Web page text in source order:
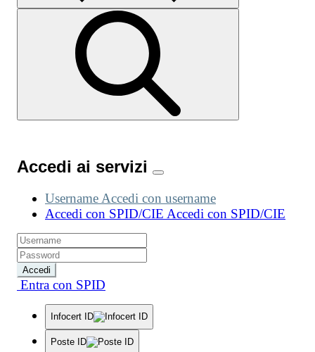
Accedi ai servizi
Username Accedi con username
Accedi con SPID/CIE Accedi con SPID/CIE
Accedi
Entra con SPID
Infocert ID
Poste ID